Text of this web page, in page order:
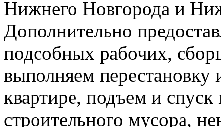
Нижнего Новгорода и
Дополнительно
подсобных рабочих,
выполняем перестановку
квартире, подъем и спуск
строительного мусора,